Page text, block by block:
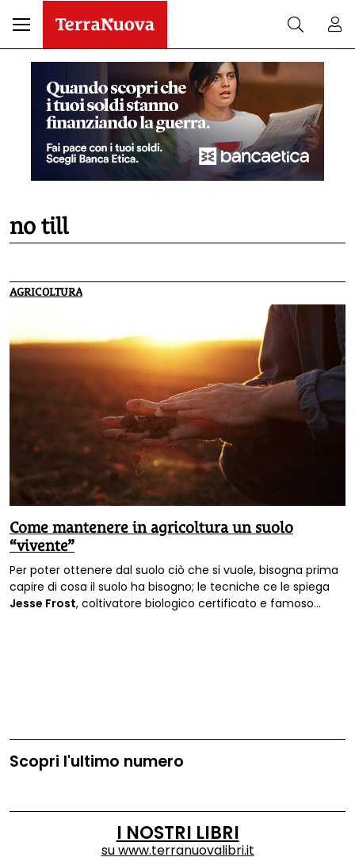
no till
AGRICOLTURA
Come mantenere in agricoltura un suolo
“vivente”
Per poter ottenere dal suolo ciò che si vuole, bisogna prima
capire di cosa il suolo ha bisogno; le tecniche ce le spiega
Jesse Frost, coltivatore biologico certificato e famoso
Scopri l'ultimo numero
I NOSTRI LIBRI
suwww.terranuovalibri.it